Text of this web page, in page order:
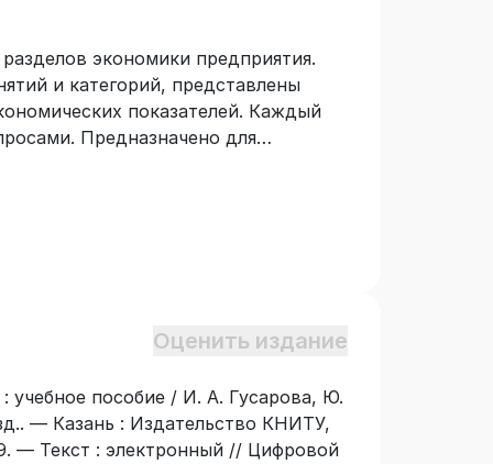
экономики предприятия.
и категорий, представлены
показателей. Каждый
Предназначено для
дисциплину «Экономика
Оценить издание
учебное пособие / И. А. Гусарова, Ю.
— Казань : Издательство КНИТУ,
— Текст : электронный // Цифровой